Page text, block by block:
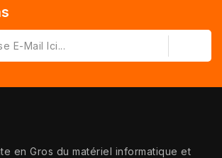
en Gros du matériel informatique et